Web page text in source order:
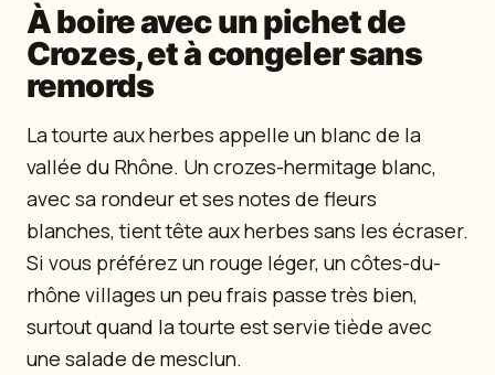
À boire avec un pichet de
Crozes, et à congeler sans
remords
La tourte aux herbes appelle un blanc de la
vallée du Rhône. Un crozes-hermitage blanc,
avec sa rondeur et ses notes de fleurs
blanches, tient tête aux herbes sans les écraser.
Si vous préférez un rouge léger, un côtes-du-
rhône villages un peu frais passe très bien,
surtout quand la tourte est servie tiède avec
une salade de mesclun.